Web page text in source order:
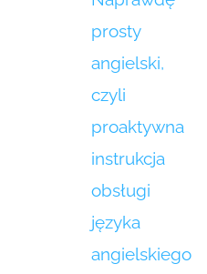
prosty
angielski,
czyli
proaktywna
instrukcja
obsługi
języka
angielskiego